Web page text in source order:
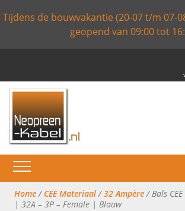
Tijdens de bouwvakantie (20-07 t/m 07-
geopend van 09:00 tot
Home/ CEE Materiaal/32 Ampère/ Bals
| 32A – 3P – Female | Blauw